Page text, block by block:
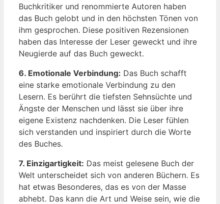
Buchkritiker und ⁤renommierte Autoren haben
das⁤ Buch ​gelobt‍ und in ⁤den höchsten⁤ Tönen von
ihm gesprochen. Diese positiven Rezensionen
haben das​ Interesse der ‍Leser geweckt und ihre
Neugierde ​auf das⁤ Buch geweckt.
6. Emotionale Verbindung: Das Buch⁣ schafft
eine starke emotionale Verbindung zu ⁤den
Lesern. Es berührt die ‌tiefsten ‌Sehnsüchte und
Ängste ‍der​ Menschen ​und‍ lässt⁣ sie über ihre
eigene Existenz nachdenken. Die Leser fühlen
sich verstanden und inspiriert ‍durch die Worte
des Buches.
7. Einzigartigkeit: Das meist gelesene Buch der
Welt unterscheidet sich von anderen⁣ Büchern. Es
hat etwas Besonderes, das es von ‌der​ Masse
abhebt. Das kann die Art und⁤ Weise sein, wie die